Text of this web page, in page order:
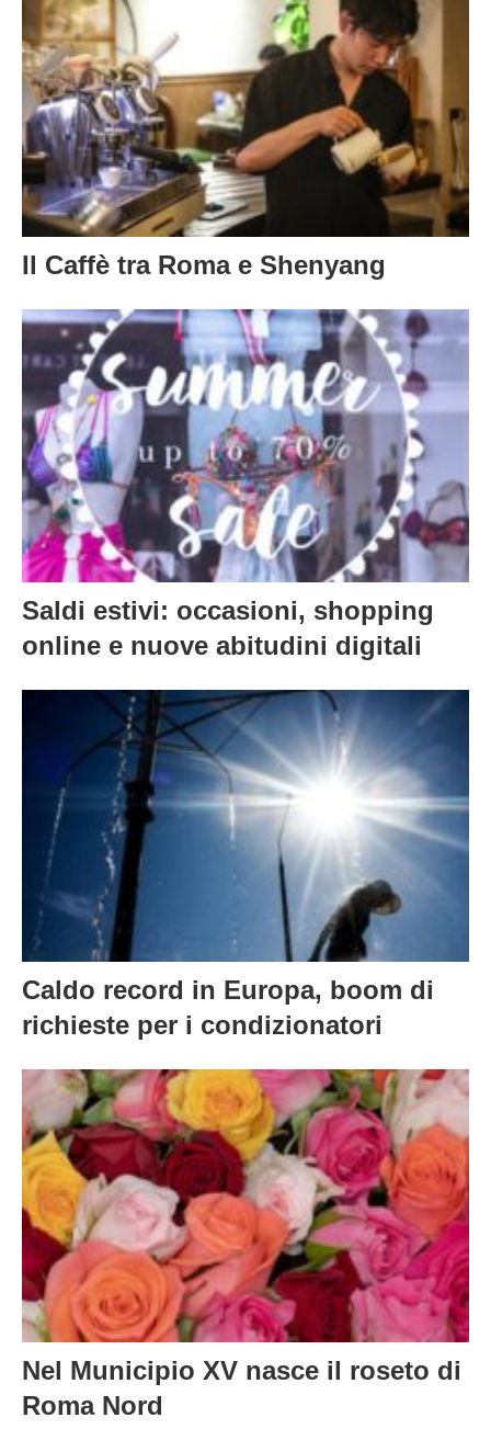
Il Caffè tra Roma e Shenyang
Saldi estivi: occasioni, shopping
online e nuove abitudini digitali
Caldo record in Europa, boom di
richieste per i condizionatori
Nel Municipio XV nasce il roseto di
Roma Nord